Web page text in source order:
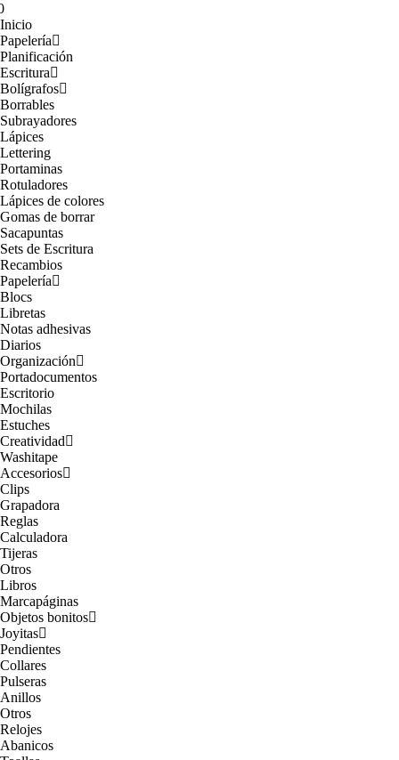
Inicio
Papelería
Planificación
Escritura
Bolígrafos
Borrables
Subrayadores
Lápices
Lettering
Portaminas
Rotuladores
Lápices de colores
Gomas de borrar
Sacapuntas
Sets de Escritura
Recambios
Papelería
Blocs
Libretas
Notas adhesivas
Diarios
Organización
Portadocumentos
Escritorio
Mochilas
Estuches
Creatividad
Washitape
Accesorios
Clips
Grapadora
Reglas
Calculadora
Tijeras
Otros
Libros
Marcapáginas
Objetos bonitos
Joyitas
Pendientes
Collares
Pulseras
Anillos
Otros
Relojes
Abanicos